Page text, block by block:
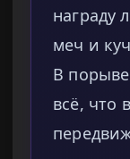
награду
меч и
В
всё, что